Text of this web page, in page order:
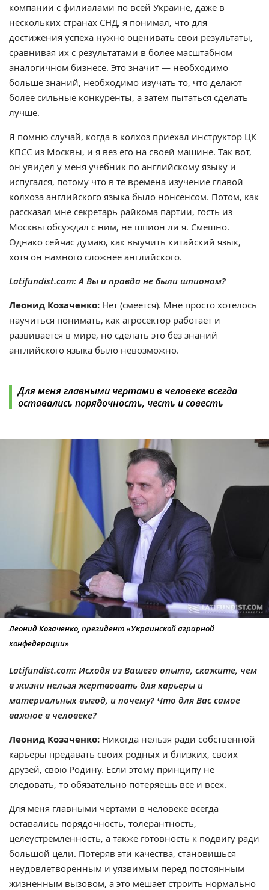
компании с филиалами по всей Украине, даже в
нескольких странах СНД, я понимал, что для
достижения успеха нужно оценивать свои результаты,
сравнивая их с результатами в более масштабном
аналогичном бизнесе. Это значит — необходимо
больше знаний, необходимо изучать то, что делают
более сильные конкуренты, а затем пытаться сделать
лучше.
Я помню случай, когда в колхоз приехал инструктор ЦК
КПСС из Москвы, и я вез его на своей машине. Так вот,
он увидел у меня учебник по английскому языку и
испугался, потому что в те времена изучение главой
колхоза английского языка было нонсенсом. Потом, как
рассказал мне секретарь райкома партии, гость из
Москвы обсуждал с ним, не шпион ли я. Смешно.
Однако сейчас думаю, как выучить китайский язык,
хотя он намного сложнее английского.
Latifundist.com: А Вы и правда не были шпионом?
Леонид Козаченко: Нет (смеется). Мне просто хотелось
научиться понимать, как агросектор работает и
развивается в мире, но сделать это без знаний
английского языка было невозможно.
Для меня главными чертами в человеке всегда
оставались порядочность, честь и совесть
Леонид Козаченко, президент «Украинской аграрной
конфедерации»
Latifundist.com: Исходя из Вашего опыта, скажите, чем
в жизни нельзя жертвовать для карьеры и
материальных выгод, и почему? Что для Вас самое
важное в человеке?
Леонид Козаченко: Никогда нельзя ради собственной
карьеры предавать своих родных и близких, своих
друзей, свою Родину. Если этому принципу не
следовать, то обязательно потеряешь все и всех.
Для меня главными чертами в человеке всегда
оставались порядочность, толерантность,
целеустремленность, а также готовность к подвигу ради
большой цели. Потеряв эти качества, становишься
неудовлетворенным и уязвимым перед постоянным
жизненным вызовом, а это мешает строить нормально